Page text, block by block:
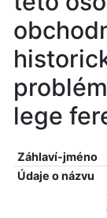
lege
Záhlaví-jméno
Údaje o názvu